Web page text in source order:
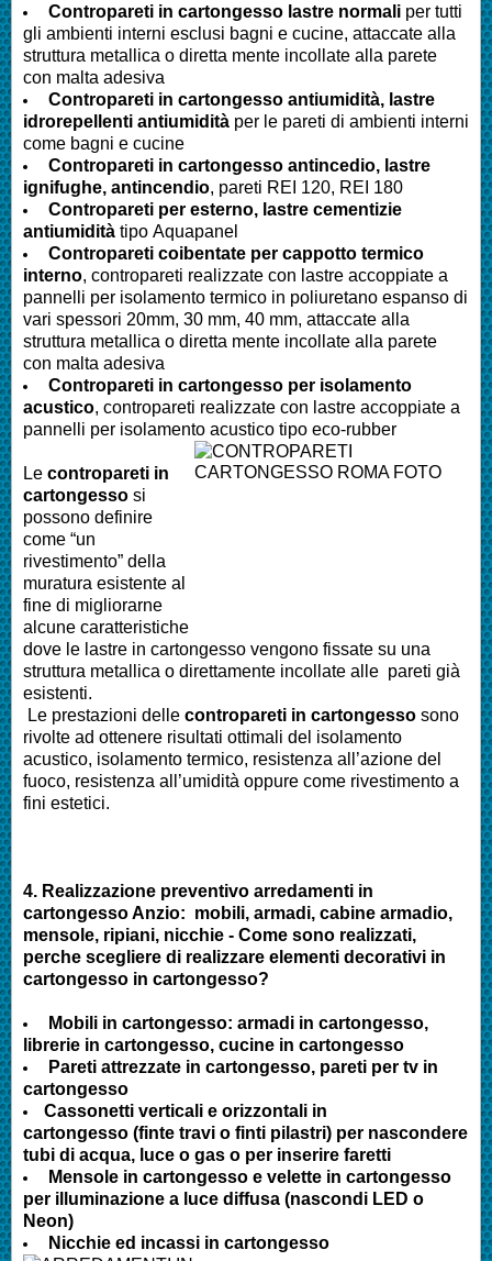
Contropareti in cartongesso lastre normali per tutti
gli ambienti interni esclusi bagni e cucine, attaccate alla
struttura metallica o diretta mente incollate alla parete
con malta adesiva
Contropareti in cartongesso antiumidità, lastre
idrorepellenti antiumidità per le pareti di ambienti interni
come bagni e cucine
Contropareti in cartongesso antincedio, lastre
ignifughe, antincendio, pareti REI 120, REI 180
Contropareti per esterno, lastre cementizie
antiumidità tipo Aquapanel
Contropareti coibentate per cappotto termico
interno, contropareti realizzate con lastre accoppiate a
pannelli per isolamento termico in poliuretano espanso di
vari spessori 20mm, 30 mm, 40 mm, attaccate alla
struttura metallica o diretta mente incollate alla parete
con malta adesiva
Contropareti in cartongesso per isolamento
acustico, contropareti realizzate con lastre accoppiate a
pannelli per isolamento acustico tipo eco-rubber
Le contropareti in
cartongesso si
possono definire
come “un
rivestimento” della
muratura esistente al
fine di migliorarne
alcune caratteristiche
dove le lastre in cartongesso vengono fissate su una
struttura metallica o direttamente incollate alle pareti già
esistenti.
Le prestazioni delle contropareti in cartongesso sono
rivolte ad ottenere risultati ottimali del isolamento
acustico, isolamento termico, resistenza all’azione del
fuoco, resistenza all’umidità oppure come rivestimento a
fini estetici.
4. Realizzazione preventivo arredamenti in
cartongessoAnzio: mobili, armadi, cabine armadio,
mensole, ripiani, nicchie - Come sono realizzati,
perche scegliere di realizzare elementi decorativi in
cartongesso in cartongesso?
Mobili in cartongesso: armadi in cartongesso,
librerie in cartongesso, cucine in cartongesso
Pareti attrezzate in cartongesso, pareti per tv in
cartongesso
Cassonetti verticali e orizzontali in
cartongesso (finte travi o finti pilastri) per nascondere
tubi di acqua, luce o gas o per inserire faretti
Mensole in cartongesso e velette in cartongesso
per illuminazione a luce diffusa (nascondi LED o
Neon)
Nicchie ed incassi in cartongesso